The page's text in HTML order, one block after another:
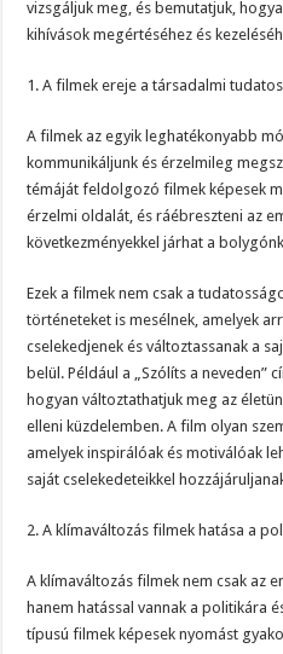
vizsgáljuk meg, és bemutatjuk,
kihívások megértéséhez és
1. A filmek ereje a társadalmi
A filmek az egyik leghatékonyabb
kommunikáljunk és érzelmileg
témáját feldolgozó filmek képesek
érzelmi oldalát, és ráébreszteni az
következményekkel járhat a
Ezek a filmek nem csak a
történeteket is mesélnek, amelyek
cselekedjenek és változtassanak a
belül. Például a „Szólíts a neveden”
hogyan változtathatjuk meg az
elleni küzdelemben. A film olyan
amelyek inspirálóak és motiválóak
saját cselekedeteikkel
2. A klímaváltozás filmek hatása a
A klímaváltozás filmek nem csak az
hanem hatással vannak a politikára
típusú filmek képesek nyomást